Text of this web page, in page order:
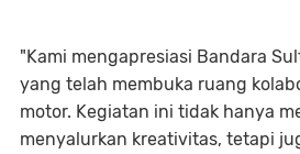
"Kami mengapresiasi Bandara
yang telah membuka ruang
motor. Kegiatan ini tidak hanya
menyalurkan kreativitas, tetapi